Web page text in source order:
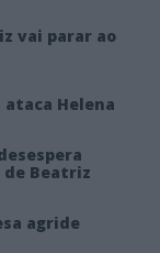
vai parar ao
ataca Helena
Beatriz
agride